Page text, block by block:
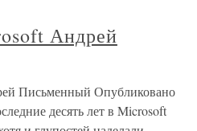
Андрей
Письменный Опубликовано
десять лет в Microsoft